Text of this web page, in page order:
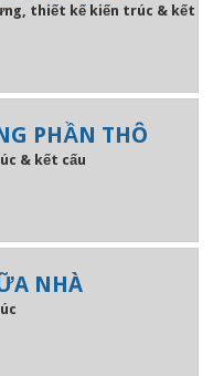
thiết kế kiến trúc & kết
PHẦN THÔ
& kết cấu
NHÀ